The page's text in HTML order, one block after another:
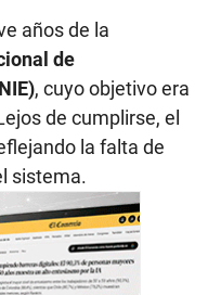
años de la
de
, cuyo objetivo era
de cumplirse, el
la falta de
sistema.